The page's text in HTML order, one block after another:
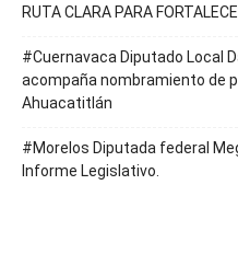
RUTA CLARA PARA
#Cuernavaca Diputado Local
acompaña nombramiento de
Ahuacatitlán
#Morelos Diputada federal
Informe Legislativo.